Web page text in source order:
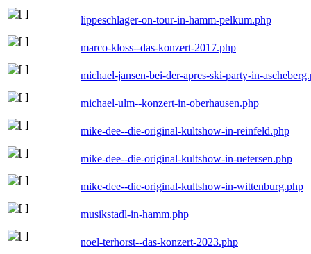
lippeschlager-on-tour-in-hamm-pelkum.php
marco-kloss--das-konzert-2017.php
michael-jansen-bei-der-apres-ski-party-in-
michael-ulm--konzert-in-oberhausen.php
mike-dee--die-original-kultshow-in-reinfeld.php
mike-dee--die-original-kultshow-in-uetersen.php
mike-dee--die-original-kultshow-in-wittenburg.php
musikstadl-in-hamm.php
noel-terhorst--das-konzert-2023.php